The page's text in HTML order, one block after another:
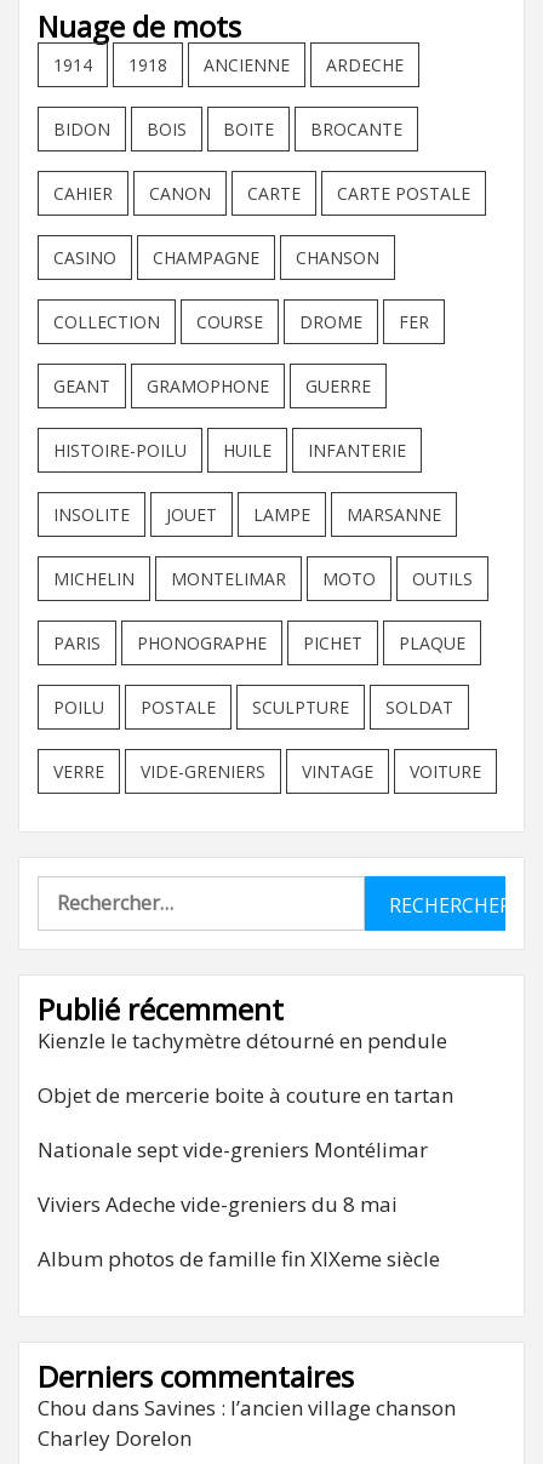
Nuage de mots
1914 1918 ANCIENNE ARDECHE
BIDON BOIS BOITE BROCANTE
CAHIER CANON CARTE CARTE POSTALE
CASINO CHAMPAGNE CHANSON
COLLECTION COURSE DROME FER
GEANT GRAMOPHONE GUERRE
HISTOIRE-POILU HUILE INFANTERIE
INSOLITE JOUET LAMPE MARSANNE
MICHELIN MONTELIMAR MOTO OUTILS
PARIS PHONOGRAPHE PICHET PLAQUE
POILU POSTALE SCULPTURE SOLDAT
VERRE VIDE-GRENIERS VINTAGE VOITURE
Rechercher :
Publié récemment
Kienzle le tachymètre détourné en pendule
Objet de mercerie boite à couture en tartan
Nationale sept vide-greniers Montélimar
Viviers Adeche vide-greniers du 8 mai
Album photos de famille fin XIXeme siècle
Derniers commentaires
Chou dans Savines : l’ancien village chanson
Charley Dorelon